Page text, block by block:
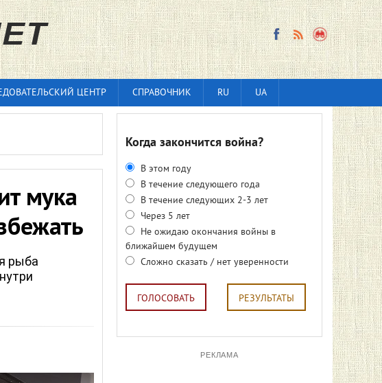
ЦЕНТР СПРАВОЧНИК RU UA
мука
рыба
Когда закончится война?
В этом году
В течение следующего года
В течение следующих 2-3 лет
Через 5 лет
Не ожидаю окончания войны в
ближайшем будущем
Сложно сказать / нет уверенности
ГОЛОСОВАТЬ РЕЗУЛЬТАТЫ
РЕКЛАМА